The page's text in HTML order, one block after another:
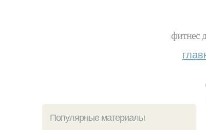
фитнес
Популярные материалы